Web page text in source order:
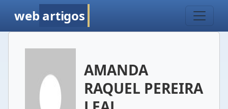
web artigos
AMANDA
RAQUEL PEREIRA